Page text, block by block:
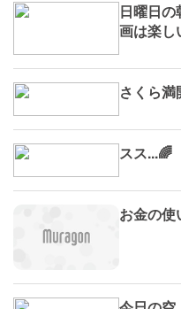
日曜日
画は楽
さくら満
スス...🌈
お金の使